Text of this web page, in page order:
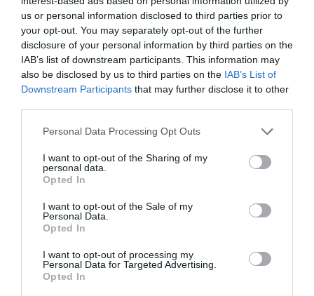
us or personal information disclosed to third parties prior to
your opt-out. You may separately opt-out of the further
disclosure of your personal information by third parties on the
IAB’s list of downstream participants. This information may
also be disclosed by us to third parties on the IAB’s List of
Downstream Participants that may further disclose it to other
Personal Data Processing Opt Outs
I want to opt-out of the Sharing of my
personal data.
Opted In
I want to opt-out of the Sale of my
Personal Data.
Opted In
I want to opt-out of processing my
Personal Data for Targeted Advertising.
Opted In
relier le Royaume à 14 pays européens
Mamadou DIALLO
a commenté l'article :
44° d’inclinaison lors d’une remise de gaz par Aer
Lingus : l’enquête irlandaise détaille une perte de
histoire de l'aviation
LIRE AUSSI